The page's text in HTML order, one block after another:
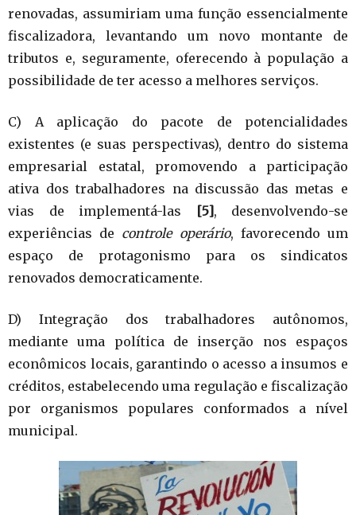
renovadas, assumiriam uma função essencialmente
fiscalizadora, levantando um novo montante de
tributos e, seguramente, oferecendo à população a
possibilidade de ter acesso a melhores serviços.
C) A aplicação do pacote de potencialidades
existentes (e suas perspectivas), dentro do sistema
empresarial estatal, promovendo a participação
ativa dos trabalhadores na discussão das metas e
vias de implementá-las
[5], desenvolvendo-se
experiências de controle operário, favorecendo um
espaço de protagonismo para os sindicatos
renovados democraticamente.
D) Integração dos trabalhadores autônomos,
mediante uma política de inserção nos espaços
econômicos locais, garantindo o acesso a insumos e
créditos, estabelecendo uma regulação e fiscalização
por organismos populares conformados a nível
municipal.